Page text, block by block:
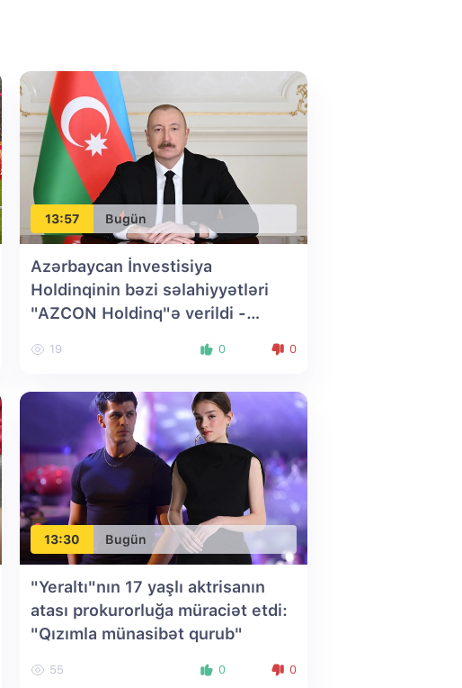
13:57 Bugün
Azərbaycan İnvestisiya
Holdinqinin bəzi səlahiyyətləri
"AZCON Holdinq"ə verildi -
19 0 0
13:30 Bugün
"Yeraltı"nın 17 yaşlı aktrisanın
atası prokurorluğa müraciət etdi:
"Qızımla münasibət qurub"
55 0 0